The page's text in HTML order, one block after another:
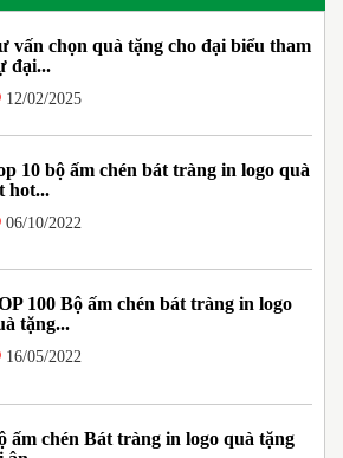
vấn chọn quà tặng cho đại biểu tham
đại...
12/02/2025
10 bộ ấm chén bát tràng in logo quà
hot...
06/10/2022
100 Bộ ấm chén bát tràng in logo
tặng...
16/05/2022
ấm chén Bát tràng in logo quà tặng